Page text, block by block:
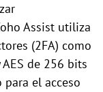
Assist utiliza
(2FA) como
AES de 256 bits
el acceso